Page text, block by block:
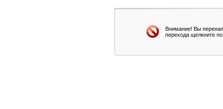
Внимание! Вы
перехода щелкните